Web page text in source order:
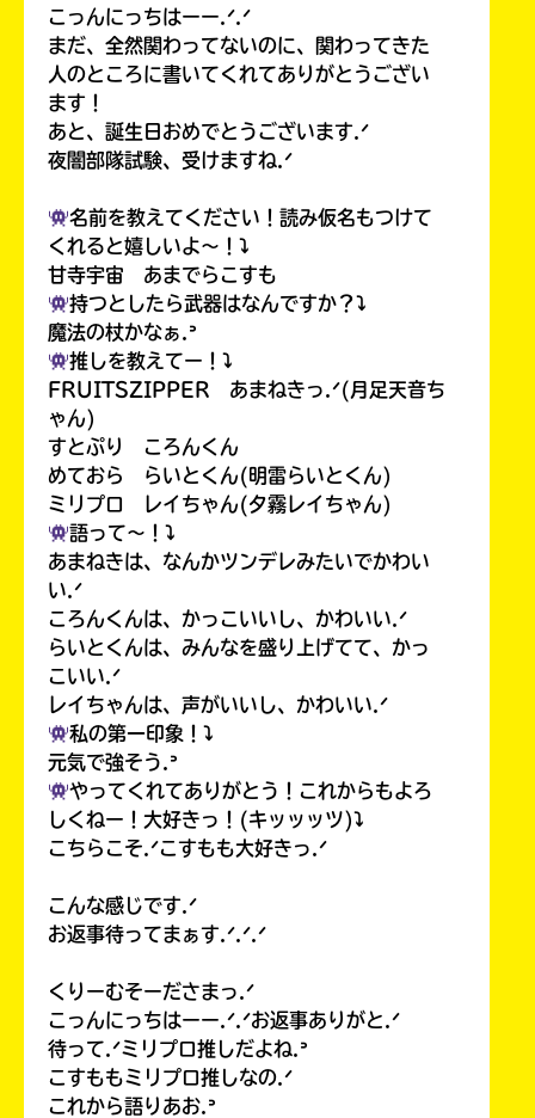
こっんにっちはーー.ᐟ.ᐟ
まだ、全然関わってないのに、関わってきた
人のところに書いてくれてありがとうござい
ます！
あと、誕生日おめでとうございます.ᐟ
夜闇部隊試験、受けますね.ᐟ
名前を教えてください！読み仮名もつけて
くれると嬉しいよ〜！⤵︎
甘寺宇宙 あまでらこすも
持つとしたら武器はなんですか？⤵︎
魔法の杖かなぁ.ᐣ
推しを教えてー！⤵︎
FRUITSZIPPER あまねきっ.ᐟ(月足天音ち
ゃん)
すとぷり ころんくん
めておら らいとくん(明雷らいとくん)
ミリプロ レイちゃん(夕霧レイちゃん)
語って〜！⤵︎
あまねきは、なんかツンデレみたいでかわい
い.ᐟ
ころんくんは、かっこいいし、かわいい.ᐟ
らいとくんは、みんなを盛り上げてて、かっ
こいい.ᐟ
レイちゃんは、声がいいし、かわいい.ᐟ
私の第一印象！⤵︎
元気で強そう.ᐣ
やってくれてありがとう！これからもよろ
しくねー！大好きっ！(キッッッツ)⤵︎
こちらこそ.ᐟこすもも大好きっ.ᐟ
こんな感じです.ᐟ
お返事待ってまぁす.ᐟ.ᐟ.ᐟ
くりーむそーださまっ.ᐟ
こっんにっちはーー.ᐟ.ᐟお返事ありがと.ᐟ
待って.ᐟミリプロ推しだよね.ᐣ
こすももミリプロ推しなの.ᐟ
これから語りあお.ᐣ